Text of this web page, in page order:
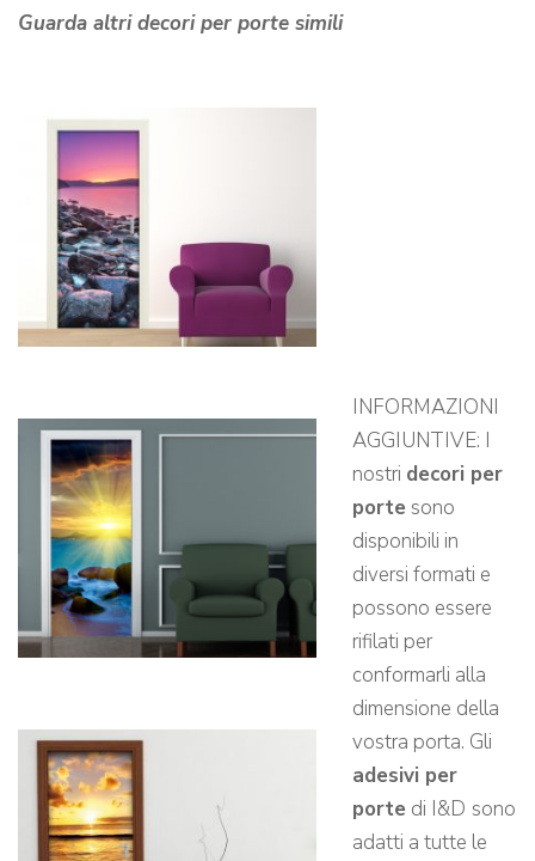
Guarda altri decori per porte simili
INFORMAZIONI
AGGIUNTIVE: I
nostri decori per
porte sono
disponibili in
diversi formati e
possono essere
rifilati per
conformarli alla
dimensione della
vostra porta. Gli
adesivi per
porte di I&D sono
adatti a tutte le